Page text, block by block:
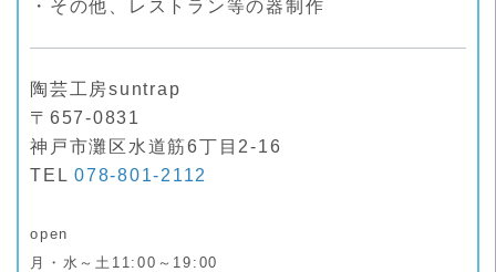
・その他、レストラン等の器制作
陶芸工房suntrap
〒657-0831
神戸市灘区水道筋6丁目2-16
TEL078-801-2112
open
月・水～土11:00～19:00